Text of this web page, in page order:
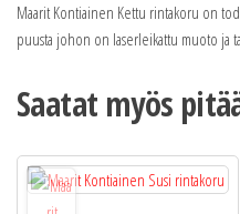
Maarit Kontiainen Kettu rintakoru on
puusta johon on laserleikattu muoto ja
Saatat myös